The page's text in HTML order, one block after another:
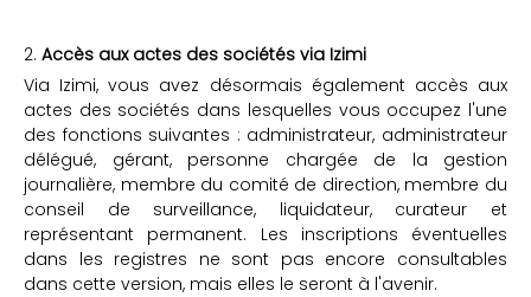
Accès aux actes des sociétés via Izimi
Via Izimi, vous avez désormais également accès aux
actes des sociétés dans lesquelles vous occupez l'une
des fonctions suivantes : administrateur, administrateur
délégué, gérant, personne chargée de la gestion
journalière, membre du comité de direction, membre du
conseil de surveillance, liquidateur, curateur et
représentant permanent. Les inscriptions éventuelles
dans les registres ne sont pas encore consultables
dans cette version, mais elles le seront à l'avenir.